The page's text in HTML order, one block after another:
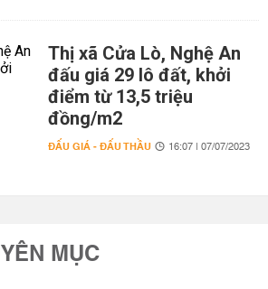
Thị xã Cửa Lò, Nghệ An
đấu giá 29 lô đất, khởi
điểm từ 13,5 triệu
đồng/m2
ĐẤU GIÁ - ĐẤU THẦU 16:07 | 07/07/2023
MỤC